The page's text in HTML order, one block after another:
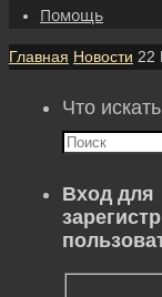
Помощь
Главная Новости 22
Что
Вход для